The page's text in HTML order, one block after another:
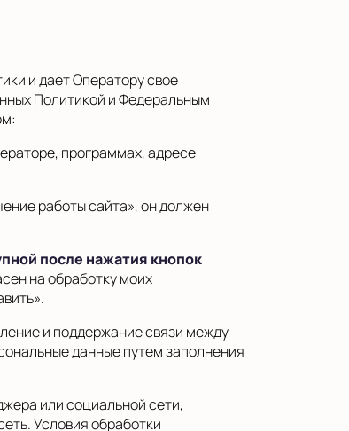
и дает Оператору свое
Политикой и Федеральным
программах, адресе
работы сайта», он должен
после нажатия кнопок
на обработку моих
и поддержание связи между
данные путем заполнения
или социальной сети,
Условия обработки